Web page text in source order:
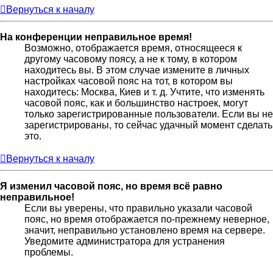
Вернуться к началу
На конференции неправильное время!
Возможно, отображается время, относящееся к
другому часовому поясу, а не к тому, в котором
находитесь вы. В этом случае измените в личных
настройках часовой пояс на тот, в котором вы
находитесь: Москва, Киев и т. д. Учтите, что изменять
часовой пояс, как и большинство настроек, могут
только зарегистрированные пользователи. Если вы не
зарегистрированы, то сейчас удачный момент сделать
это.
Вернуться к началу
Я изменил часовой пояс, но время всё равно
неправильное!
Если вы уверены, что правильно указали часовой
пояс, но время отображается по-прежнему неверное,
значит, неправильно установлено время на сервере.
Уведомите администратора для устранения
проблемы.